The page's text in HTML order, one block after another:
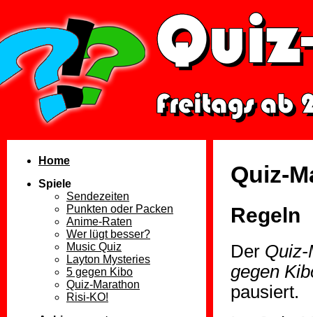
Home
Spiele
Sendezeiten
Punkten oder Packen
Anime-Raten
Wer lügt besser?
Music Quiz
Layton Mysteries
5 gegen Kibo
Quiz-Marathon
Risi-KO!
Quiz-
Regeln
Der Quiz-
gegen
pausiert.